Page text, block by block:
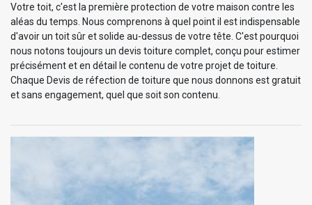
Votre toit, c'est la première protection de votre maison contre les
aléas du temps. Nous comprenons à quel point il est indispensable
d'avoir un toit sûr et solide au-dessus de votre tête. C'est pourquoi
nous notons toujours un devis toiture complet, conçu pour estimer
précisément et en détail le contenu de votre projet de toiture.
Chaque Devis de réfection de toiture que nous donnons est gratuit
et sans engagement, quel que soit son contenu.